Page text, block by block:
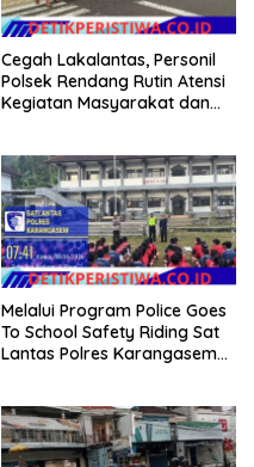
Cegah Lakalantas, Personil
Polsek Rendang Rutin Atensi
Kegiatan Masyarakat dan
Melalui Program Police Goes
To School Safety Riding Sat
Lantas Polres Karangasem
Siswi SMP N 6 Abang